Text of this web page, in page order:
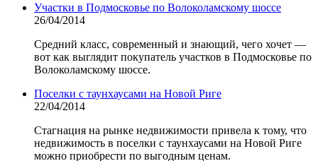
Участки в Подмосковье по Волоколамскому шоссе
26/04/2014
Средний класс, современный и знающий, чего хочет —
вот как выглядит покупатель участков в Подмосковье по
Волоколамскому шоссе.
Поселки с таунхаусами на Новой Риге
22/04/2014
Стагнация на рынке недвижимости привела к тому, что
недвижимость в поселки с таунхаусами на Новой Риге
можно приобрести по выгодным ценам.